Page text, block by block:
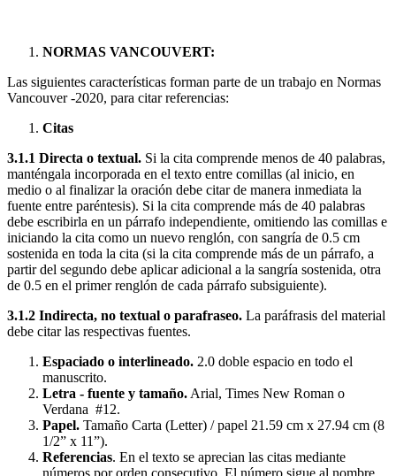
NORMAS VANCOUVERT:
Las siguientes características forman parte de un trabajo en Normas
Vancouver -2020, para citar referencias:
Citas
3.1.1 Directa o textual. Si la cita comprende menos de 40 palabras,
manténgala incorporada en el texto entre comillas (al inicio, en
medio o al finalizar la oración debe citar de manera inmediata la
fuente entre paréntesis). Si la cita comprende más de 40 palabras
debe escribirla en un párrafo independiente, omitiendo las comillas e
iniciando la cita como un nuevo renglón, con sangría de 0.5 cm
sostenida en toda la cita (si la cita comprende más de un párrafo, a
partir del segundo debe aplicar adicional a la sangría sostenida, otra
de 0.5 en el primer renglón de cada párrafo subsiguiente).
3.1.2 Indirecta, no textual o parafraseo. La paráfrasis del material
debe citar las respectivas fuentes.
Espaciado o interlineado. 2.0 doble espacio en todo el
manuscrito.
Letra - fuente y tamaño. Arial, Times New Roman o
Verdana #12.
Papel. Tamaño Carta (Letter) / papel 21.59 cm x 27.94 cm (8
1/2” x 11”).
Referencias. En el texto se aprecian las citas mediante
números por orden consecutivo. El número sigue al nombre